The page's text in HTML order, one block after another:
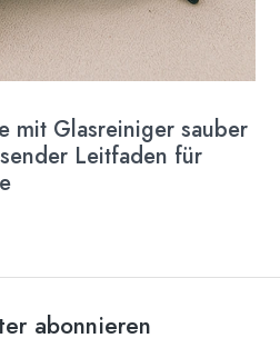
mit Glasreiniger sauber
Leitfaden für
abonnieren